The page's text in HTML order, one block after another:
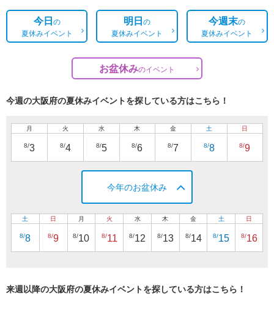
今日の
夏休みイベント
明日の
夏休みイベント
今週末の
夏休みイベント
お盆休みのイベント
今週の大阪府の夏休みイベントを探している方はこちら！
月
8/3
火
8/4
水
8/5
木
8/6
金
8/7
土
8/8
日
8/9
今年のお盆休み
土
8/8
日
8/9
月
8/10
火
8/11
水
8/12
木
8/13
金
8/14
土
8/15
日
8/16
来週以降の大阪府の夏休みイベントを探している方はこちら！